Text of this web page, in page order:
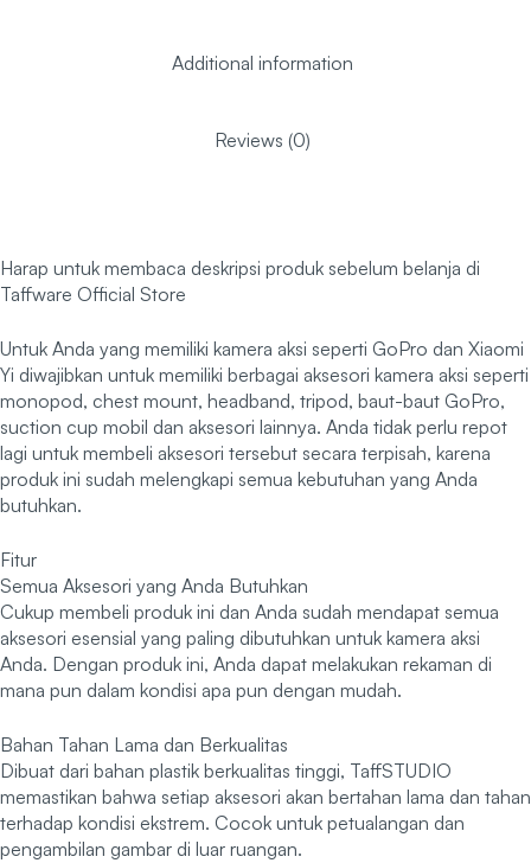
Additional information
Reviews (0)
Harap untuk membaca deskripsi produk sebelum belanja di
Taffware Official Store
Untuk Anda yang memiliki kamera aksi seperti GoPro dan Xiaomi
Yi diwajibkan untuk memiliki berbagai aksesori kamera aksi seperti
monopod, chest mount, headband, tripod, baut-baut GoPro,
suction cup mobil dan aksesori lainnya. Anda tidak perlu repot
lagi untuk membeli aksesori tersebut secara terpisah, karena
produk ini sudah melengkapi semua kebutuhan yang Anda
butuhkan.
Fitur
Semua Aksesori yang Anda Butuhkan
Cukup membeli produk ini dan Anda sudah mendapat semua
aksesori esensial yang paling dibutuhkan untuk kamera aksi
Anda. Dengan produk ini, Anda dapat melakukan rekaman di
mana pun dalam kondisi apa pun dengan mudah.
Bahan Tahan Lama dan Berkualitas
Dibuat dari bahan plastik berkualitas tinggi, TaffSTUDIO
memastikan bahwa setiap aksesori akan bertahan lama dan tahan
terhadap kondisi ekstrem. Cocok untuk petualangan dan
pengambilan gambar di luar ruangan.